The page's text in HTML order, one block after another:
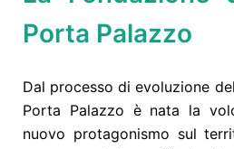
Porta Palazzo
Dal processo di evoluzione
Porta Palazzo è nata la
nuovo protagonismo sul